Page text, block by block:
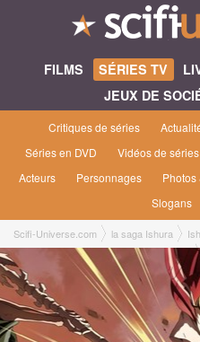
FILMS SÉRIES TV
JEUX DE
Critiques de séries
Séries en DVD
Vidéos de séries
Acteurs
Personnages Photos
Slogans
Scifi-Universe.com la saga Ishura
2x01 ● Mele le Rugissement de l'Horizon